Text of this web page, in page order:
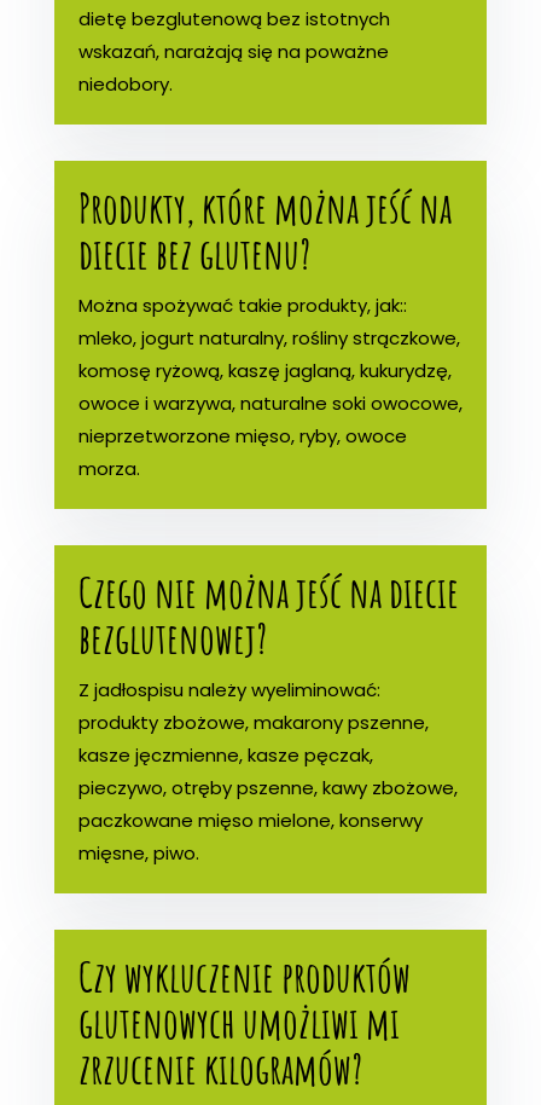
dietę bezglutenową bez istotnych
wskazań, narażają się na poważne
niedobory.
Produkty, które można jeść na
diecie bez glutenu?
Można spożywać takie produkty, jak::
mleko, jogurt naturalny, rośliny strączkowe,
komosę ryżową, kaszę jaglaną, kukurydzę,
owoce i warzywa, naturalne soki owocowe,
nieprzetworzone mięso, ryby, owoce
morza.
Czego nie można jeść na diecie
bezglutenowej?
Z jadłospisu należy wyeliminować:
produkty zbożowe, makarony pszenne,
kasze jęczmienne, kasze pęczak,
pieczywo, otręby pszenne, kawy zbożowe,
paczkowane mięso mielone, konserwy
mięsne, piwo.
Czy wykluczenie produktów
glutenowych umożliwi mi
zrzucenie kilogramów?